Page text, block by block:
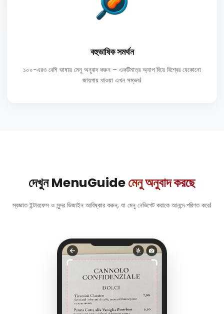
বহুভাষিক সমর্থন
১০০-এরও বেশি ভাষায় মেনু অনুবাদ করুন – একটিমাত্র অ্যাপ দিয়ে বিশ্বের যেকোনো
জায়গায় খাওয়া এখন সম্ভব।
দেখুন MenuGuideমেনু অনুবাদ করছে
স্বজ্ঞাত ইন্টারফেস ও সুন্দর ডিজাইন আবিষ্কার করুন, যা মেনু নেভিগেট করাকে আনন্দে পরিণত করে।